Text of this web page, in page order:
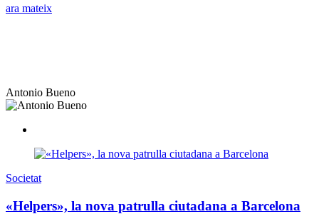
ara mateix
Antonio Bueno
Societat
«Helpers», la nova patrulla ciutadana a Barcelona